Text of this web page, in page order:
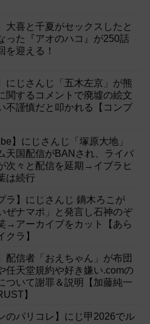
大喜と千夏がセックスしたと
った『アオのハコ』が250話
を迎える！
にじさんじ「五木左京」が熊
関するコメントで廃墟の絵文
不謹慎だと叩かれる【コンプ
】にじさんじ「塚原大地」
天国配信がBANされ、ライバ
次々と配信を延期→イブラヒ
は続行
ラ】にじさんじ 鏑木ろこが
ぜナマポ」と発言し石神のぞ
→アーカイブをカット【あら
クラ】
配信者「おえちゃん」が布団
任天堂規約や好き嫌い.comの
ついて謝罪＆説明【加藤純一
】
のパリコレ】にじ甲2026でル